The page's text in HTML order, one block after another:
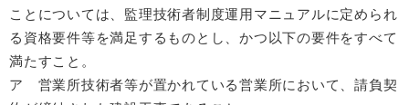
ことについては、監理技術者制度運用マニュアルに定められ
る資格要件等を満足するものとし、かつ以下の要件をすべて
満たすこと。
ア 営業所技術者等が置かれている営業所において、請負契